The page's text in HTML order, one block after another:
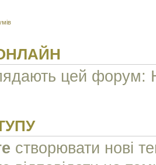
цей форум:
створювати нові